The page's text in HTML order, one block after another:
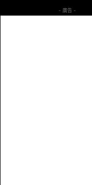
- 廣告 -